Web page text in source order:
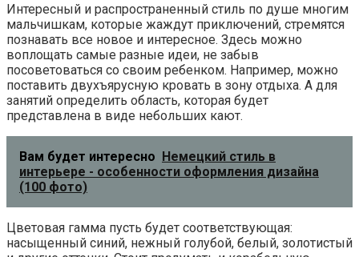
Интересный и распространенный стиль по душе многим
мальчишкам, которые жаждут приключений, стремятся
познавать все новое и интересное. Здесь можно
воплощать самые разные идеи, не забыв
посоветоваться со своим ребенком. Например, можно
поставить двухъярусную кровать в зону отдыха. А для
занятий определить область, которая будет
представлена в виде небольших кают.
Вам будет интересно Немецкий стиль в
интерьере - особенности оформления дизайна
(100 фото)
Цветовая гамма пусть будет соответствующая:
насыщенный синий, нежный голубой, белый, золотистый